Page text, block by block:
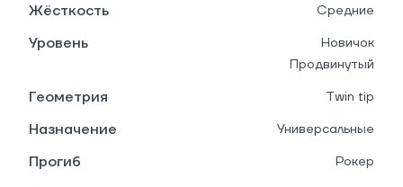
Жёсткость Средние
Уровень
Новичок
Продвинутый
Геометрия Twin tip
Назначение Универсальные
Прогиб Рокер